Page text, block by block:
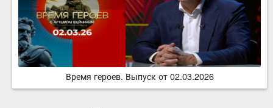
Время героев. Выпуск от 02.03.2026